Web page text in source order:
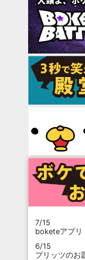
7/15
boketeアプリ
6/15
プリッツのお